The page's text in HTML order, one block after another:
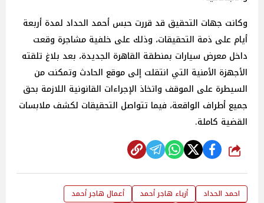
وكانت جهات التحقيق قد قررت حبس أحمد الحداد لمدة أربعة
أيام على ذمة التحقيقات، وذلك على خلفية مشاجرة وقعت
داخل معرض سيارات بمنطقة القاهرة الجديدة، بعد بلاغ تلقته
الأجهزة الأمنية التي انتقلت إلى موقع الحادث وتمكنت من
السيطرة على الموقف واتخاذ الإجراءات القانونية اللازمة بحق
جميع أطراف الواقعة، فيما تتواصل التحقيقات لكشف ملابسات
القضية كاملة.
شارك
احمد الحداد أزياء هاجر أحمد
أعمال هاجر أحمد